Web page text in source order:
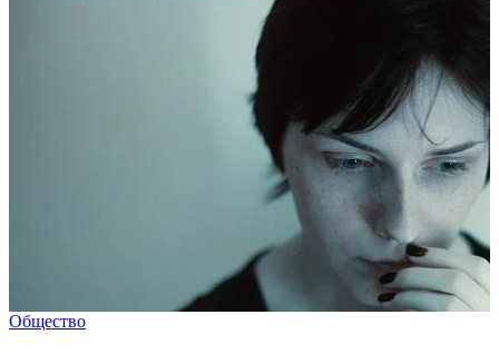
Общество